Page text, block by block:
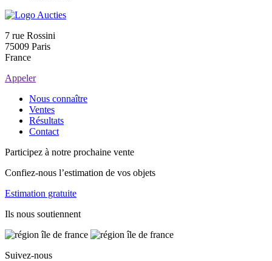
7 rue Rossini
75009 Paris
France
Appeler
Nous connaître
Ventes
Résultats
Contact
Participez à notre prochaine vente
Confiez-nous l’estimation de vos objets
Estimation gratuite
Ils nous soutiennent
Suivez-nous